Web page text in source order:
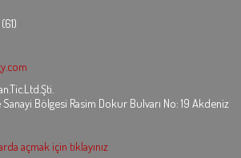
Bölgesi Rasim Dokur Bulvarı No: 19 Akdeniz
açmak için tıklayınız